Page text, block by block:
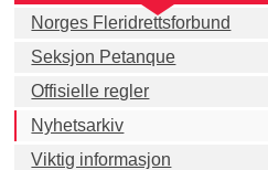
Norges Fleridrettsforbund
Seksjon Petanque
Offisielle regler
Nyhetsarkiv
Viktig informasjon